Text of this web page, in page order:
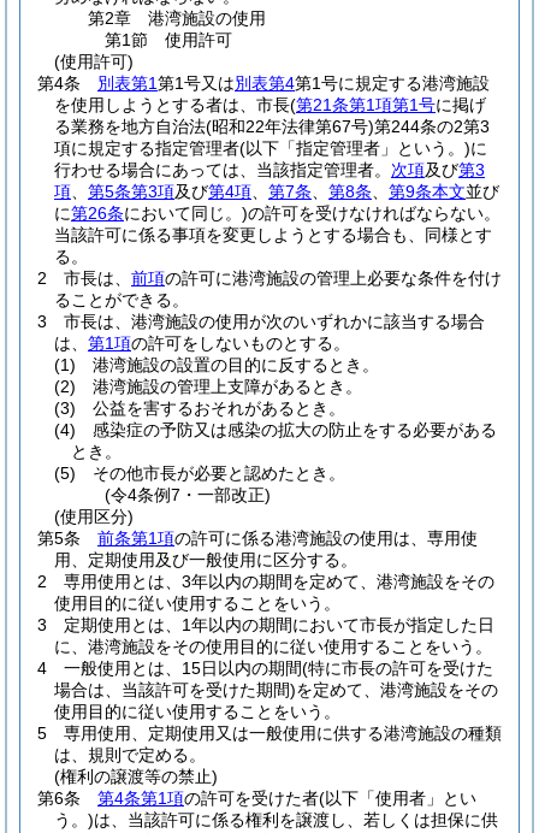
第2章
港湾施設の使用
第1節
使用許可
(使用許可)
第4条
別表第1第1号又は別表第4第1号に規定する港湾施設
を使用しようとする者は、市長(第21条第1項第1号に掲げ
る業務を地方自治法(昭和22年法律第67号)第244条の2第3
項に規定する指定管理者(以下「指定管理者」という。)に
行わせる場合にあっては、当該指定管理者。 次項及び第3
項
第5条第3項及び第4項 第7条 第8条 第9条本文並び
に第26条において同じ。)の許可を受けなければならない。
当該許可に係る事項を変更しようとする場合も、同様とす
る。
2
市長は、 前項の許可に港湾施設の管理上必要な条件を付け
ることができる。
3
市長は、港湾施設の使用が次のいずれかに該当する場合
は、 第1項の許可をしないものとする。
(1)
港湾施設の設置の目的に反するとき。
(2)
港湾施設の管理上支障があるとき。
(3)
公益を害するおそれがあるとき。
(4)
感染症の予防又は感染の拡大の防止をする必要がある
とき。
(5)
その他市長が必要と認めたとき。
(令4条例7・一部改正)
(使用区分)
第5条
前条第1項の許可に係る港湾施設の使用は、専用使
用、定期使用及び一般使用に区分する。
2
専用使用とは、3年以内の期間を定めて、港湾施設をその
使用目的に従い使用することをいう。
3
定期使用とは、1年以内の期間において市長が指定した日
に、港湾施設をその使用目的に従い使用することをいう。
4
一般使用とは、15日以内の期間(特に市長の許可を受けた
場合は、当該許可を受けた期間)を定めて、港湾施設をその
使用目的に従い使用することをいう。
5
専用使用、定期使用又は一般使用に供する港湾施設の種類
は、規則で定める。
(権利の譲渡等の禁止)
第6条
第4条第1項の許可を受けた者(以下「使用者」とい
う。)は、当該許可に係る権利を譲渡し、若しくは担保に供